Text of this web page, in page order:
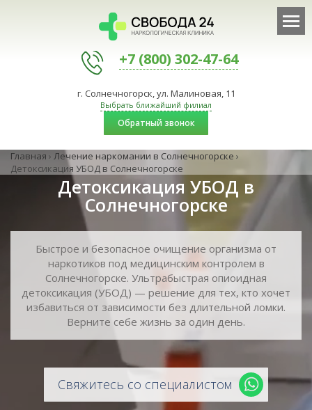
+7 (800) 302-47-64
г. Солнечногорск, ул. Малиновая, 11
Выбрать ближайший филиал
Обратный звонок
Главная › Лечение наркомании в Солнечногорске ›
Детоксикация УБОД в Солнечногорске
Детоксикация УБОД в
Солнечногорске
Быстрое и безопасное очищение организма от
наркотиков под медицинским контролем в
Солнечногорске. Ультрабыстрая опиоидная
детоксикация (УБОД) — решение для тех, кто хочет
избавиться от зависимости без длительной ломки.
Верните себе жизнь за один день.
Свяжитесь со специалистом